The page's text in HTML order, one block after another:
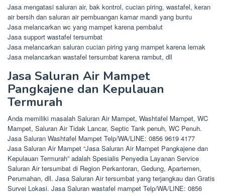
Jasa mengatasi saluran air, bak kontrol, cucian piring, wastafel, keran
air bersih dan saluran air pembuangan kamar mandi yang buntu
Jasa melancarkan wc yang mampet karena pembalut
Jasa support wastafel tersumbat
Jasa melancarkan saluran cucian piring yang mampet karena lemak
Jasa melancarkan wastafel tersumbat karena rambut, dll
Jasa Saluran Air Mampet
Pangkajene dan Kepulauan
Termurah
Anda memiliki masalah Saluran Air Mampet, Washtafel Mampet, WC
Mampet, Saluran Air Tidak Lancar, Septic Tank penuh, WC Penuh.
Jasa Saluran Washtafel Mampet Telp/WA/LINE: 0856 9619 4177
Jasa Saluran Air Mampet “Jasa Saluran Air Mampet Pangkajene dan
Kepulauan Termurah” adalah Spesialis Penyedia Layanan Service
Saluran Air tersumbat di Region Perkantoran, Gedung, Apartemen,
Perumahan, dll. Jasa Saluran Air tersumbat yang terjangkau dan Gratis
Survei Lokasi. Jasa Saluran wastafel mampet Telp/WA/LINE: 0856